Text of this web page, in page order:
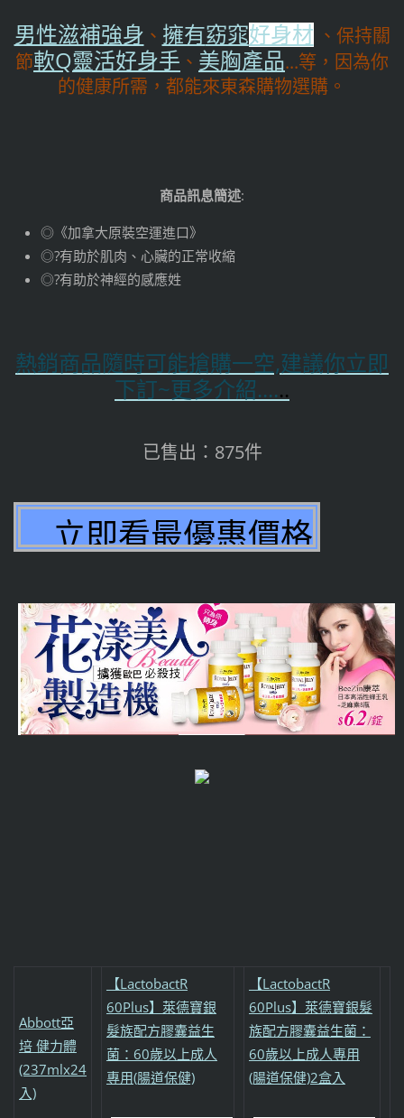
男性滋補強身 、 擁有窈窕好身材 、保持關
節軟Q靈活好身手 、 美胸產品...等，因為你
的健康所需，都能來東森購物選購。
商品訊息簡述:
◎《加拿大原裝空運進口》
◎?有助於肌肉、心臟的正常收縮
◎?有助於神經的感應姓
熱銷商品隨時可能搶購一空,建議你立即
下訂~更多介紹......
已售出：875件
Abbott亞
培 健力體
(237mlx24
入)
【LactobactR
60Plus】萊德寶銀
髮族配方膠囊益生
菌：60歲以上成人
專用(腸道保健)
【LactobactR
60Plus】萊德寶銀髮
族配方膠囊益生菌：
60歲以上成人專用
(腸道保健)2盒入